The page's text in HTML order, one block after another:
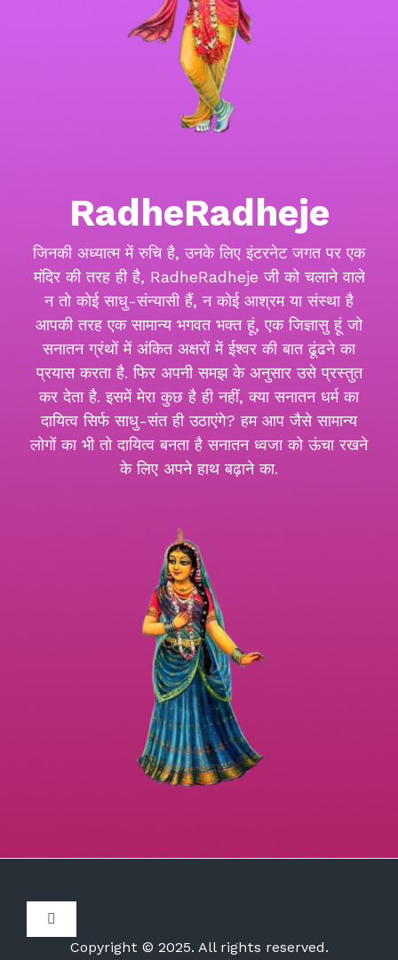
RadheRadheje
जिनकी अध्यात्म में रुचि है, उनके लिए इंटरनेट जगत पर एक
मंदिर की तरह ही है, RadheRadheje जी को चलाने वाले
न तो कोई साधु-संन्यासी हैं, न कोई आश्रम या संस्था है
आपकी तरह एक सामान्य भगवत भक्त हूं, एक जिज्ञासु हूं जो
सनातन ग्रंथों में अंकित अक्षरों में ईश्वर की बात ढूंढने का
प्रयास करता है. फिर अपनी समझ के अनुसार उसे प्रस्तुत
कर देता है. इसमें मेरा कुछ है ही नहीं, क्या सनातन धर्म का
दायित्व सिर्फ साधु-संत ही उठाएंगे? हम आप जैसे सामान्य
लोगों का भी तो दायित्व बनता है सनातन ध्वजा को ऊंचा रखने
के लिए अपने हाथ बढ़ाने का.
Toggle
Navigation
Copyright © 2025. All rights reserved.